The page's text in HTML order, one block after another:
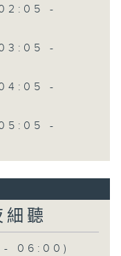
-
-
-
-
聽
- 06:00)